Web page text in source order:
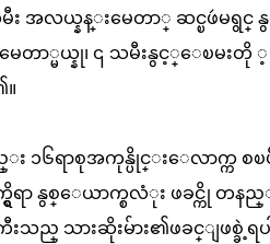
အလယ္နန္းမေတာ္ ဆင္ၿဖဴမရွင္
မေတာ္မယ္နု၊ ၎ သမီးနွင့္ေၿမ
င္လည္း ၁၆ရာစုအကုန္ပိုင္းေလာက္က
ရွိရာ နွစ္ေယာက္စလံုး ဖခင္ကို တ
းသည္ သားဆိုးမ်ား၏ဖခင္ျဖစ္